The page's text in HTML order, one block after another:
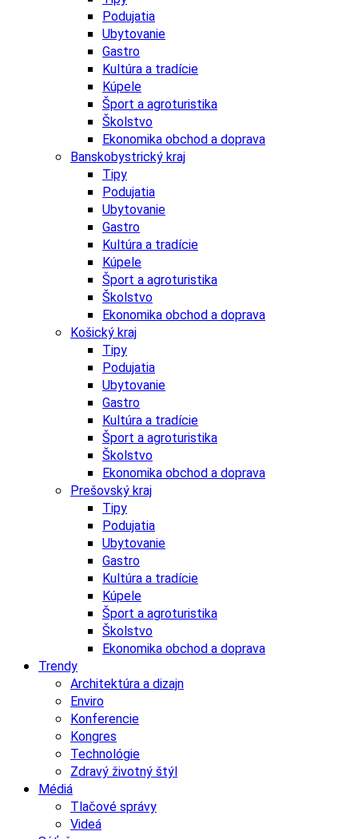
Podujatia
Ubytovanie
Gastro
Kultúra a tradície
Kúpele
Šport a agroturistika
Školstvo
Ekonomika obchod a doprava
Banskobystrický kraj
Tipy
Podujatia
Ubytovanie
Gastro
Kultúra a tradície
Kúpele
Šport a agroturistika
Školstvo
Ekonomika obchod a doprava
Košický kraj
Tipy
Podujatia
Ubytovanie
Gastro
Kultúra a tradície
Šport a agroturistika
Školstvo
Ekonomika obchod a doprava
Prešovský kraj
Tipy
Podujatia
Ubytovanie
Gastro
Kultúra a tradície
Kúpele
Šport a agroturistika
Školstvo
Ekonomika obchod a doprava
Trendy
Architektúra a dizajn
Enviro
Konferencie
Kongres
Technológie
Zdravý životný štýl
Médiá
Tlačové správy
Videá